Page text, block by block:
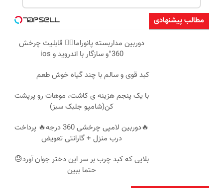
مطالب پیشنهادی
دوربین مداربسته پانوراما👈🏻 قابلیت چرخش
360°و سازگار با اندروید و ios
کبد قوی و سالم با چند گیاه خوش طعم
با یک پنجم هزینه ی کاشت، موهات رو پرپشت
کن(شامپو جلبک سبز)
🔥دوربین لامپی چرخشی 360 درجه🔥 پرداخت
درب منزل + گارانتی تعویض
بلایی که کبد چرب بر سر این دختر جوان آورد😓
حتما ببین